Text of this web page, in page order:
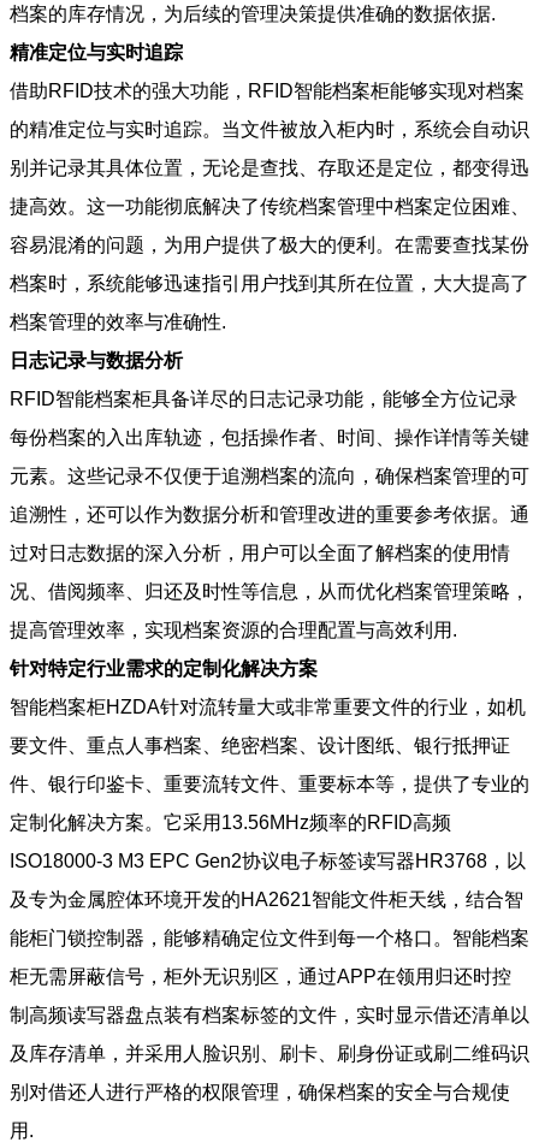
档案的库存情况，为后续的管理决策提供准确的数据依据.
精准定位与实时追踪
借助RFID技术的强大功能，RFID智能档案柜能够实现对档案
的精准定位与实时追踪。当文件被放入柜内时，系统会自动识
别并记录其具体位置，无论是查找、存取还是定位，都变得迅
捷高效。这一功能彻底解决了传统档案管理中档案定位困难、
容易混淆的问题，为用户提供了极大的便利。在需要查找某份
档案时，系统能够迅速指引用户找到其所在位置，大大提高了
档案管理的效率与准确性.
日志记录与数据分析
RFID智能档案柜具备详尽的日志记录功能，能够全方位记录
每份档案的入出库轨迹，包括操作者、时间、操作详情等关键
元素。这些记录不仅便于追溯档案的流向，确保档案管理的可
追溯性，还可以作为数据分析和管理改进的重要参考依据。通
过对日志数据的深入分析，用户可以全面了解档案的使用情
况、借阅频率、归还及时性等信息，从而优化档案管理策略，
提高管理效率，实现档案资源的合理配置与高效利用.
针对特定行业需求的定制化解决方案
智能档案柜HZDA针对流转量大或非常重要文件的行业，如机
要文件、重点人事档案、绝密档案、设计图纸、银行抵押证
件、银行印鉴卡、重要流转文件、重要标本等，提供了专业的
定制化解决方案。它采用13.56MHz频率的RFID高频
ISO18000-3 M3 EPC Gen2协议电子标签读写器HR3768，以
及专为金属腔体环境开发的HA2621智能文件柜天线，结合智
能柜门锁控制器，能够精确定位文件到每一个格口。智能档案
柜无需屏蔽信号，柜外无识别区，通过APP在领用归还时控
制高频读写器盘点装有档案标签的文件，实时显示借还清单以
及库存清单，并采用人脸识别、刷卡、刷身份证或刷二维码识
别对借还人进行严格的权限管理，确保档案的安全与合规使
用.